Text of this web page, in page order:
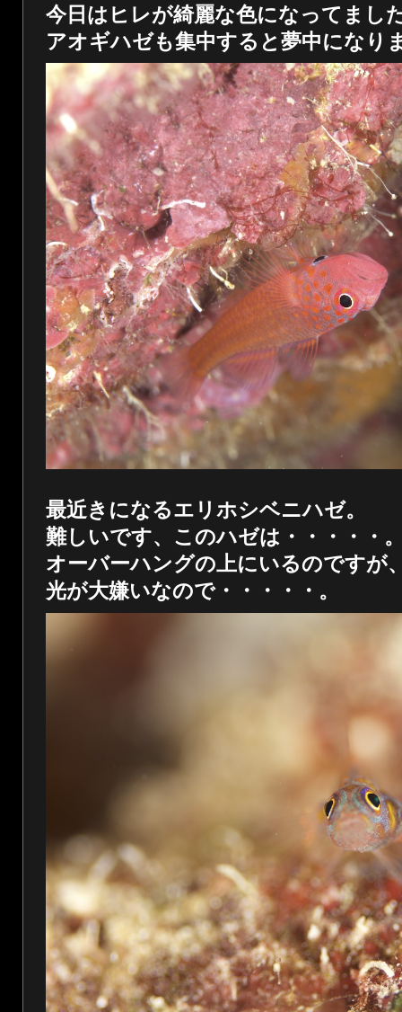
今日はヒレが綺麗な色になってまし
アオギハゼも集中すると夢中になり
最近きになるエリホシベニハゼ。
難しいです、このハゼは・・・・・
オーバーハングの上にいるのですが
光が大嫌いなので・・・・・。